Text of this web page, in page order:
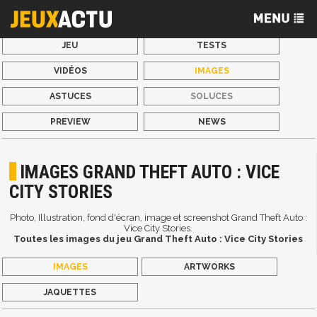
JEU TESTS
VIDÉOS IMAGES
ASTUCES SOLUCES
PREVIEW NEWS
IMAGES GRAND THEFT AUTO : VICE
CITY STORIES
Photo, Illustration, fond d'écran, image et screenshot Grand Theft Auto :
Vice City Stories.
Toutes les images du jeu Grand Theft Auto : Vice City Stories
IMAGES ARTWORKS
JAQUETTES